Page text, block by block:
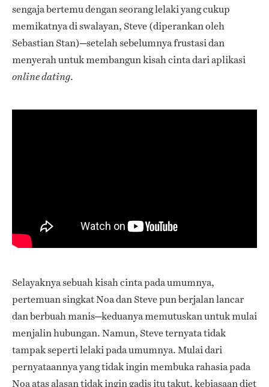
sengaja bertemu dengan seorang lelaki yang cukup
memikatnya di swalayan, Steve (diperankan oleh
Sebastian Stan)─setelah sebelumnya frustasi dan
menyerah untuk membangun kisah cinta dari aplikasi
online dating.
Selayaknya sebuah kisah cinta pada umumnya,
pertemuan singkat Noa dan Steve pun berjalan lancar
dan berbuah manis─keduanya memutuskan untuk mulai
menjalin hubungan. Namun, Steve ternyata tidak
tampak seperti lelaki pada umumnya. Mulai dari
pernyataannya yang tidak ingin membuka rahasia pada
Noa atas alasan tidak ingin gadis itu takut, kebiasaan diet